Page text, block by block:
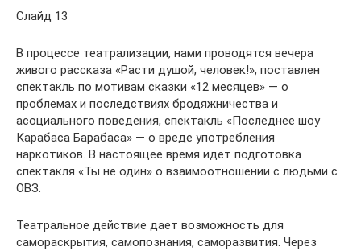
Слайд 13
В процессе театрализации, нами проводятся вечера
живого рассказа «Расти душой, человек!», поставлен
спектакль по мотивам сказки «12 месяцев» — о
проблемах и последствиях бродяжничества и
асоциального поведения, спектакль «Последнее шоу
Карабаса Барабаса» — о вреде употребления
наркотиков. В настоящее время идет подготовка
спектакля «Ты не один» о взаимоотношении с людьми с
ОВЗ.
Театральное действие дает возможность для
самораскрытия, самопознания, саморазвития. Через